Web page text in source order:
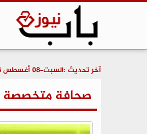
آخر تحديث :السبت-08 أغسطس 2026-01:54م
صحافة متخصصة